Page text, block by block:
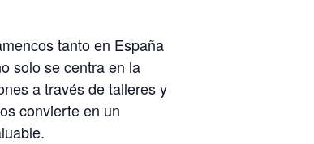
tanto en España
solo se centra en la
a través de talleres y
convierte en un